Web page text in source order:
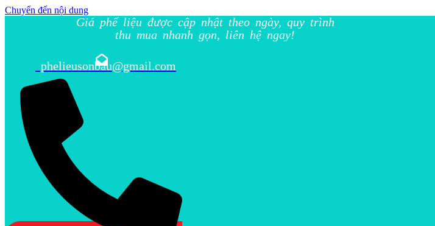
Chuyển đến nội dung
Giá phế liệu được cập nhật theo ngày, quy trình
thu mua nhanh gọn, liên hệ ngay!
phelieusonbau@gmail.com